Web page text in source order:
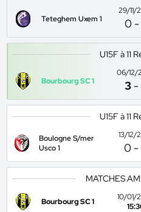
Teteghem Uxem 1
29/11/
0 -
U15F à 11
Bourbourg SC 1
06/12/
3 -
U15F à 11
Boulogne S/mer
Usco 1
13/12/
0 -
MATCHES
Bourbourg SC 1
10/01/